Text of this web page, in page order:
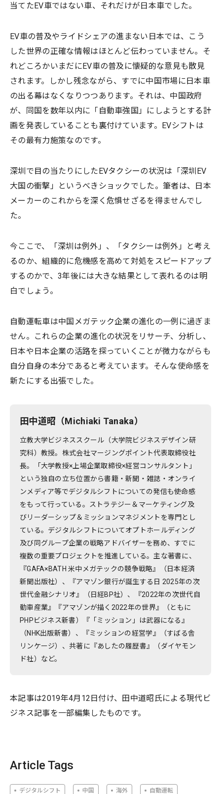
当てたEV車ではない車、それだけが日本車でした。
EV車の普及やライドシェアの進まない日本では、こう
した世界の正確な情報はほとんど伝わっていません。そ
れどころかいまだにEV車の普及に懐疑的な意見も散見
されます。しかし残念ながら、すでに中国市場に日本車
の出る幕はなくなりつつあります。それは、中国政府
が、同国を数年以内に「自動車強国」にしようとする計
画を発表していることも裏付けています。EVシフトは
その最有力施策なのです。
深圳で目の当たりにしたEVタクシーの状況は「深圳EV
大国の衝撃」というべきショックでした。筆者は、日本
メーカーのこれからを深く危惧せざるを得ませんでし
た。
今ここで、「深圳は例外」、「タクシーは例外」と考え
るのか、組織的に危機感を高めて対処をスピードアップ
するのかで、3年後には大きな結果として表れるのは明
白でしょう。
自動運転車は中国メガテック企業の進化の一例に過ぎま
せん。これらの企業の進化の状況をリサーチ、分析し、
日本や日本企業の活路を探っていくことが微力ながらも
自分自身の本分であると考えています。そんな使命感を
新たにする出張でした。
田中道昭（Michiaki Tanaka）
立教大学ビジネススクール（大学院ビジネスデザイン研
究科）教授。株式会社マージングポイント代表取締役社
長。「大学教授×上場企業取締役×経営コンサルタント」
という独自の立ち位置から書籍・新聞・雑誌・オンライ
ンメディア等でデジタルシフトについての発信も使命感
をもって行っている。ストラテジー＆マーケティング及
びリーダーシップ＆ミッションマネジメントを専門とし
ている。デジタルシフトについてオプトホールディング
及び同グループ企業の戦略アドバイザーを務め、すでに
複数の重要プロジェクトを推進している。主な著書に、
『GAFA×BATH 米中メガテックの競争戦略』（日本経済
新聞出版社）、『アマゾン銀行が誕生する日 2025年の次
世代金融シナリオ』（日経BP社）、『2022年の次世代自
動車産業』『アマゾンが描く2022年の世界』（ともに
PHPビジネス新書）『「ミッション」は武器になる』
（NHK出版新書）、『ミッションの経営学』（すばる舎
リンケージ）、共著に『あしたの履歴書』（ダイヤモン
ド社）など。
本記事は2019年4月12日付け、田中道昭氏による現代ビ
ジネス記事を一部編集したものです。
Article Tags
デジタルシフト 中国 海外 自動運転